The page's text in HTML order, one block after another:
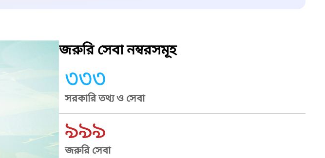
জরুরি সেবা নম্বরসমূহ
৩৩৩
সরকারি তথ্য ও সেবা
৯৯৯
জরুরি সেবা